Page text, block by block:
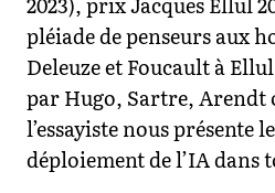
pléiade de penseurs aux
Deleuze et Foucault à
par Hugo, Sartre, Arendt
l’essayiste nous présente
déploiement de l’IA